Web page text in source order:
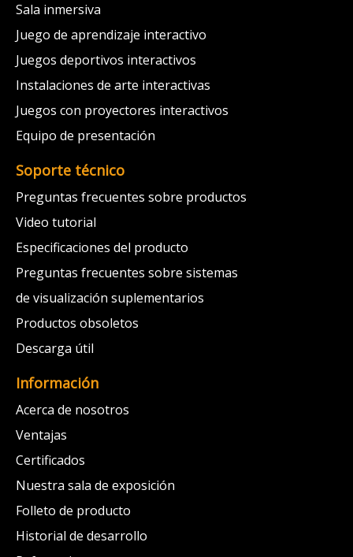
Sala inmersiva
Juego de aprendizaje interactivo
Juegos deportivos interactivos
Instalaciones de arte interactivas
Juegos con proyectores interactivos
Equipo de presentación
Soporte técnico
Preguntas frecuentes sobre productos
Video tutorial
Especificaciones del producto
Preguntas frecuentes sobre sistemas
de visualización suplementarios
Productos obsoletos
Descarga útil
Información
Acerca de nosotros
Ventajas
Certificados
Nuestra sala de exposición
Folleto de producto
Historial de desarrollo